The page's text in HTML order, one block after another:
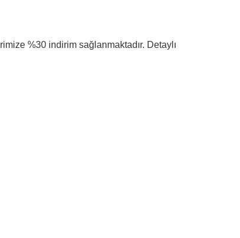
%30 indirim sağlanmaktadır. Detaylı